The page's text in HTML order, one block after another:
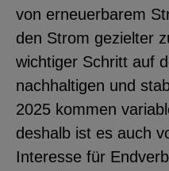
von erneuerbarem
den Strom gezielter
wichtiger Schritt auf
nachhaltigen und
2025 kommen
deshalb ist es auch
Interesse für